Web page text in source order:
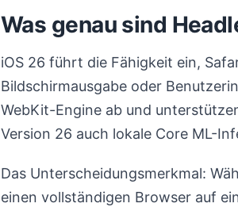
Was genau sind
iOS 26 führt die Fähigkeit ein,
Bildschirmausgabe oder
WebKit-Engine ab und
Version 26 auch lokale Core ML-
Das Unterscheidungsmerkmal:
einen vollständigen Browser auf